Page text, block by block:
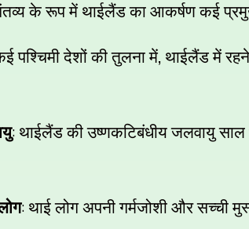
गंतव्य के रूप में थाईलैंड का आकर्षण कई
पश्चिमी देशों की तुलना में, थाईलैंड में
: थाईलैंड की उष्णकटिबंधीय जलवायु साल
: थाई लोग अपनी गर्मजोशी और सच्ची